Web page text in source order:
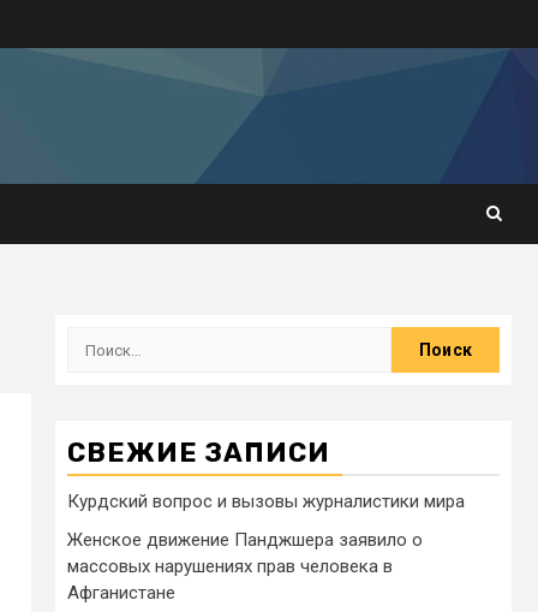
СВЕЖИЕ ЗАПИСИ
Курдский вопрос и вызовы журналистики мира
Женское движение Панджшера заявило о
массовых нарушениях прав человека в
Афганистане